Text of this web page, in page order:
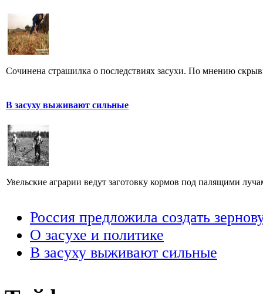
Сочинена страшилка о последствиях засухи. По мнению
В засуху выживают сильные
Увельские аграрии ведут заготовку кормов под палящими
Россия предложила создать
О засухе и политике
В засуху выживают сильные